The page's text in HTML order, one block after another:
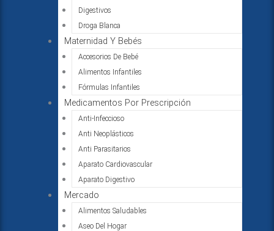
Digestivos
Droga Blanca
Maternidad Y Bebés
Accesorios De Bebé
Alimentos Infantiles
Fórmulas Infantiles
Medicamentos Por Prescripción
Anti-Infeccioso
Anti Neoplásticos
Anti Parasitarios
Aparato Cardiovascular
Aparato Digestivo
Mercado
Alimentos Saludables
Aseo Del Hogar